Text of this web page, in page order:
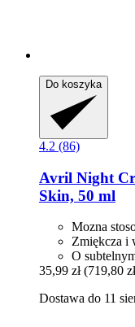
Do koszyka
4.2 (86)
Avril Night
Skin, 50 ml
Mozna
Zmiękcza i
O
35,99 zł (719,80
Dostawa do 11